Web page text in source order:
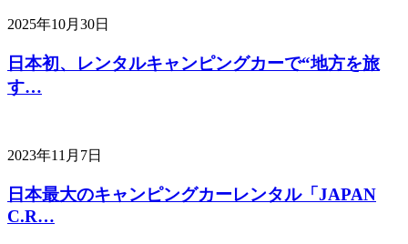
2025年10月30日
日本初、レンタルキャンピングカーで“地方を旅
す…
2023年11月7日
日本最大のキャンピングカーレンタル「JAPAN
C.R…